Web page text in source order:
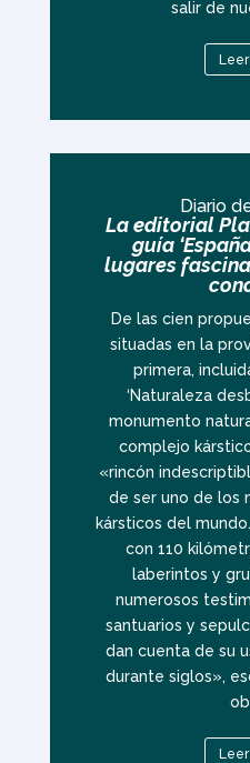
salir de
Diario
La editorial
guía
lugares
De las cien
situadas en la
primera,
‘Naturaleza
monumento
complejo
«rincón
de ser uno de los
kársticos del
con 110
laberintos y
numerosos
santuarios y
dan cuenta de su
durante siglos»,